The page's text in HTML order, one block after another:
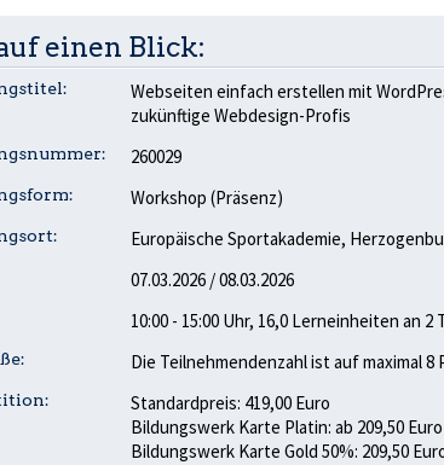
einen Blick:
Webseiten einfach erstellen mit
zukünftige Webdesign-Profis
260029
Workshop (Präsenz)
Europäische Sportakademie,
07.03.2026 / 08.03.2026
10:00 - 15:00 Uhr, 16,0 Lerneinheiten an 2
Die Teilnehmendenzahl ist auf maximal
Standardpreis: 419,00 Euro
Bildungswerk Karte Platin: ab 209,50 Euro
Bildungswerk Karte Gold 50%: 209,50